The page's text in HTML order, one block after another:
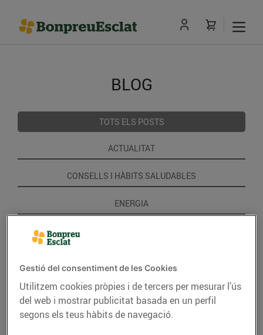
BLOG
TOTS ELS POSTS
ACTUALITAT
CONSELLS I HÀBITS SALUDABLES
ENERGIA
GASTRONOMIA I TRADICIONS
Gestió del consentiment de les Cookies
Utilitzem cookies pròpies i de tercers per mesurar l’ús
del web i mostrar publicitat basada en un perfil
segons els teus hàbits de navegació.